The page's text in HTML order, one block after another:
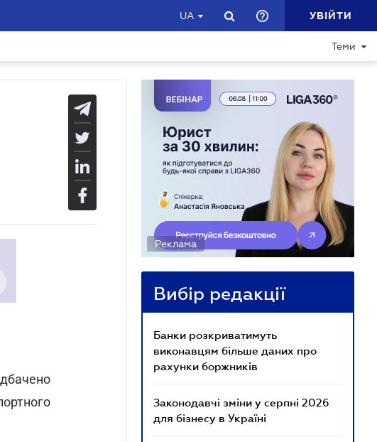
UA УВІЙТИ
Теми
Реклама
Вибір редакції
Банки розкриватимуть
виконавцям більше даних про
рахунки боржників
Законодавчі зміни у серпні 2026
для бізнесу в Україні